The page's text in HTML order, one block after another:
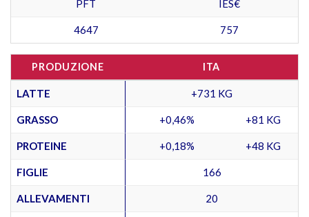
PFT IES€
4647 757
PRODUZIONE ITA
LATTE +731 KG
GRASSO +0,46% +81 KG
PROTEINE +0,18% +48 KG
FIGLIE 166
ALLEVAMENTI 20